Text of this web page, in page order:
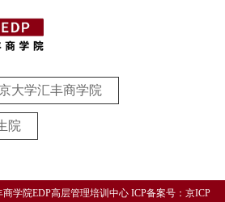
大学汇丰商学院
院
学院EDP高层管理培训中心 ICP备案号：京ICP